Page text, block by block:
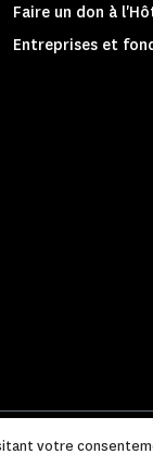
Faire un don à
Entreprises et
du sitevotre